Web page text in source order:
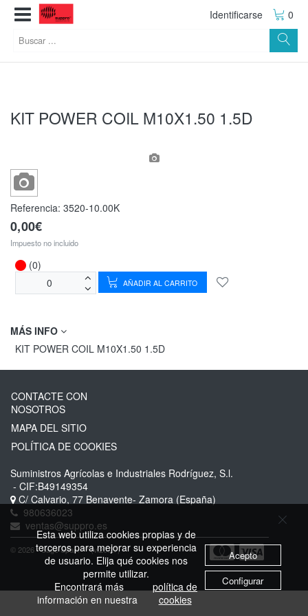
Identificarse 0
KIT POWER COIL M10X1.50 1.5D
Referencia: 3520-10.00K
0,00€
Impuesto no incluido
(0)
AÑADIR AL CARRITO
MÁS INFO
KIT POWER COIL M10X1.50 1.5D
CONTACTE CON
NOSOTROS
MAPA DEL SITIO
POLÍTICA DE COOKIES
Suministros Agrícolas e Industriales Rodríguez, S.l.
- CIF:B49149354
C/ Calvario, 77 Benavente- Zamora (España)
980636023
ventas@suppro.es
© 2026 - Sage Spain ™ (v.20.27)
Esta web utiliza cookies propias y de
terceros para mejorar su experiencia
de usuario. Elija qué cookies nos
permite utilizar.
Encontrará más
información en nuestra
política de
cookies
Acepto
Configurar